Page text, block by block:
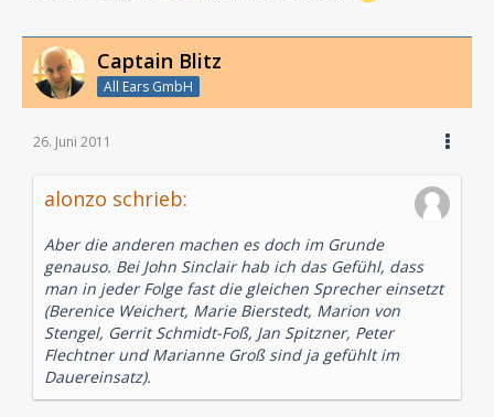
Captain Blitz
All Ears GmbH
26. Juni 2011
alonzo schrieb:
Aber die anderen machen es doch im Grunde
genauso. Bei John Sinclair hab ich das Gefühl, dass
man in jeder Folge fast die gleichen Sprecher einsetzt
(Berenice Weichert, Marie Bierstedt, Marion von
Stengel, Gerrit Schmidt-Foß, Jan Spitzner, Peter
Flechtner und Marianne Groß sind ja gefühlt im
Dauereinsatz).